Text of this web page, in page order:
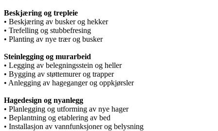
Beskjæring og trepleie
• Beskjæring av busker og hekker
• Trefelling og stubbefresing
• Planting av nye trær og busker
Steinlegging og murarbeid
• Legging av belegningsstein og heller
• Bygging av støttemurer og trapper
• Anlegging av hageganger og oppkjørsler
Hagedesign og nyanlegg
• Planlegging og utforming av nye hager
• Beplantning og etablering av bed
• Installasjon av vannfunksjoner og belysning